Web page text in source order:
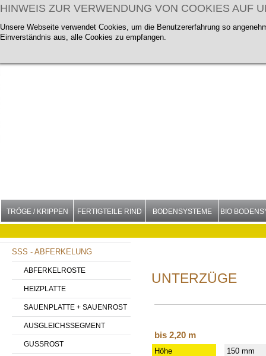
TRÖGE / KRIPPEN FERTIGTEILE RIND BODENSYSTEME BIO
SSS - ABFERKELUNG
ABFERKELROSTE
HEIZPLATTE
SAUENPLATTE + SAUENROST
AUSGLEICHSSEGMENT
GUSSROST
UNTERZÜGE
bis 2,20 m
Höhe
150 mm
HINWEIS ZUR VERWENDUNG VON COOKIES AUF
Unsere Webseite verwendet Cookies, um die Benutzererfahrung so
Einverständnis aus, alle Cookies zu empfangen.